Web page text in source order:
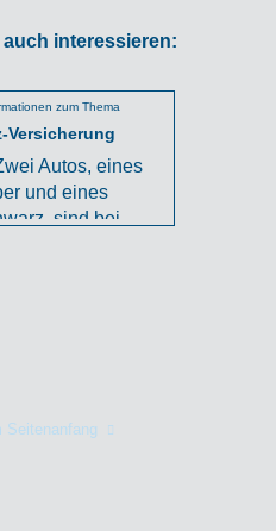
interessieren:
zum Thema
Versicherung
Seitenanfang